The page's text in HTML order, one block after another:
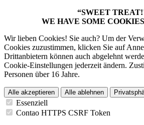
“SWEET
WE HAVE SOME
Wir lieben Cookies! Sie auch? Um der
Cookies zuzustimmen, klicken Sie auf
Drittanbietern können auch abgelehnt
Cookie-Einstellungen jederzeit ändern.
Personen über 16 Jahre.
Alle akzeptieren Alle ablehnen
Essenziell
Contao HTTPS CSRF Token